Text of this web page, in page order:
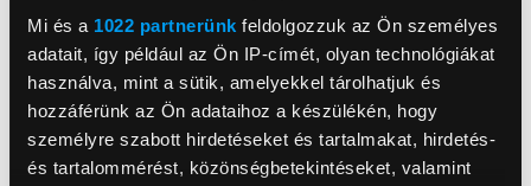
Mi és a 1022 partnerünk feldolgozzuk az Ön személyes
adatait, így például az Ön IP-címét, olyan technológiákat
használva, mint a sütik, amelyekkel tárolhatjuk és
hozzáférünk az Ön adataihoz a készülékén, hogy
személyre szabott hirdetéseket és tartalmakat, hirdetés-
és tartalommérést, közönségbetekintéseket, valamint
Gorenje NRS8182KX Side
by side hűtőszekrény
199 999 Ft
Gorenje N619EAXL4
Alulfagyasztós
kombinált hűtőszekrény
179 999 Ft